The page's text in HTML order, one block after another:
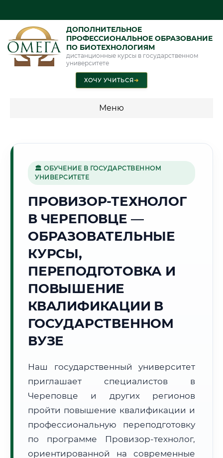
ДОПОЛНИТЕЛЬНОЕ
ПРОФЕССИОНАЛЬНОЕ ОБРАЗОВАНИЕ
ПО БИОТЕХНОЛОГИЯМ
дистанционные курсы в государственном
университете
ХОЧУ УЧИТЬСЯ➜
Меню
🏭
Г. ЧЕРЕПОВЕЦ
Точное местное время:
02:12:41
2026 г.
Погода в г. Череповец: ⛅ +21°C,Переменная облачность
🌅 Восход:04:28 🌇 Закат:
📍 Региональная справка
Почтовые индексы:
Часовой пояс:
МСК (UTC+3)
Формат учебы:
Дистанционно
🗺️ Зона обслуживания: г. Череповец
🏛 ОБУЧЕНИЕ В ГОСУДАРСТВЕННОМ
УНИВЕРСИТЕТЕ
ПРОВИЗОР-ТЕХНОЛОГ
В ЧЕРЕПОВЦЕ —
ОБРАЗОВАТЕЛЬНЫЕ
КУРСЫ,
ПЕРЕПОДГОТОВКА И
ПОВЫШЕНИЕ
КВАЛИФИКАЦИИ В
ГОСУДАРСТВЕННОМ
ВУЗЕ
Наш государственный университет
приглашает специалистов в
Череповце и других регионов
пройти повышение квалификации и
профессиональную переподготовку
по программе Провизор-технолог,
ориентированной на современные